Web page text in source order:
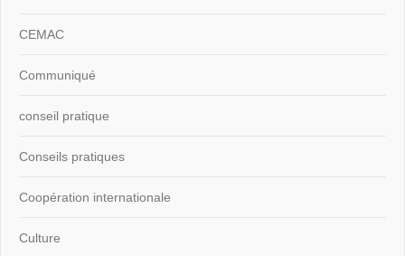
CEMAC
Communiqué
conseil pratique
Conseils pratiques
Coopération internationale
Culture